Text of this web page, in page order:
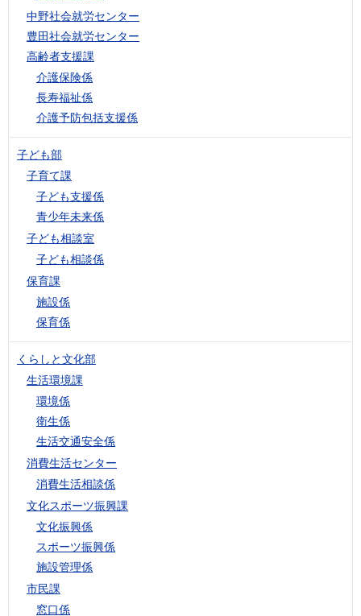
中野社会就労センター
豊田社会就労センター
高齢者支援課
介護保険係
長寿福祉係
介護予防包括支援係
子ども部
子育て課
子ども支援係
青少年未来係
子ども相談室
子ども相談係
保育課
施設係
保育係
くらしと文化部
生活環境課
環境係
衛生係
生活交通安全係
消費生活センター
消費生活相談係
文化スポーツ振興課
文化振興係
スポーツ振興係
施設管理係
市民課
窓口係